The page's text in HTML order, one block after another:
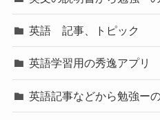
英語 記事、トピック
英語学習用の秀逸アプリ
英語記事などから勉強ー